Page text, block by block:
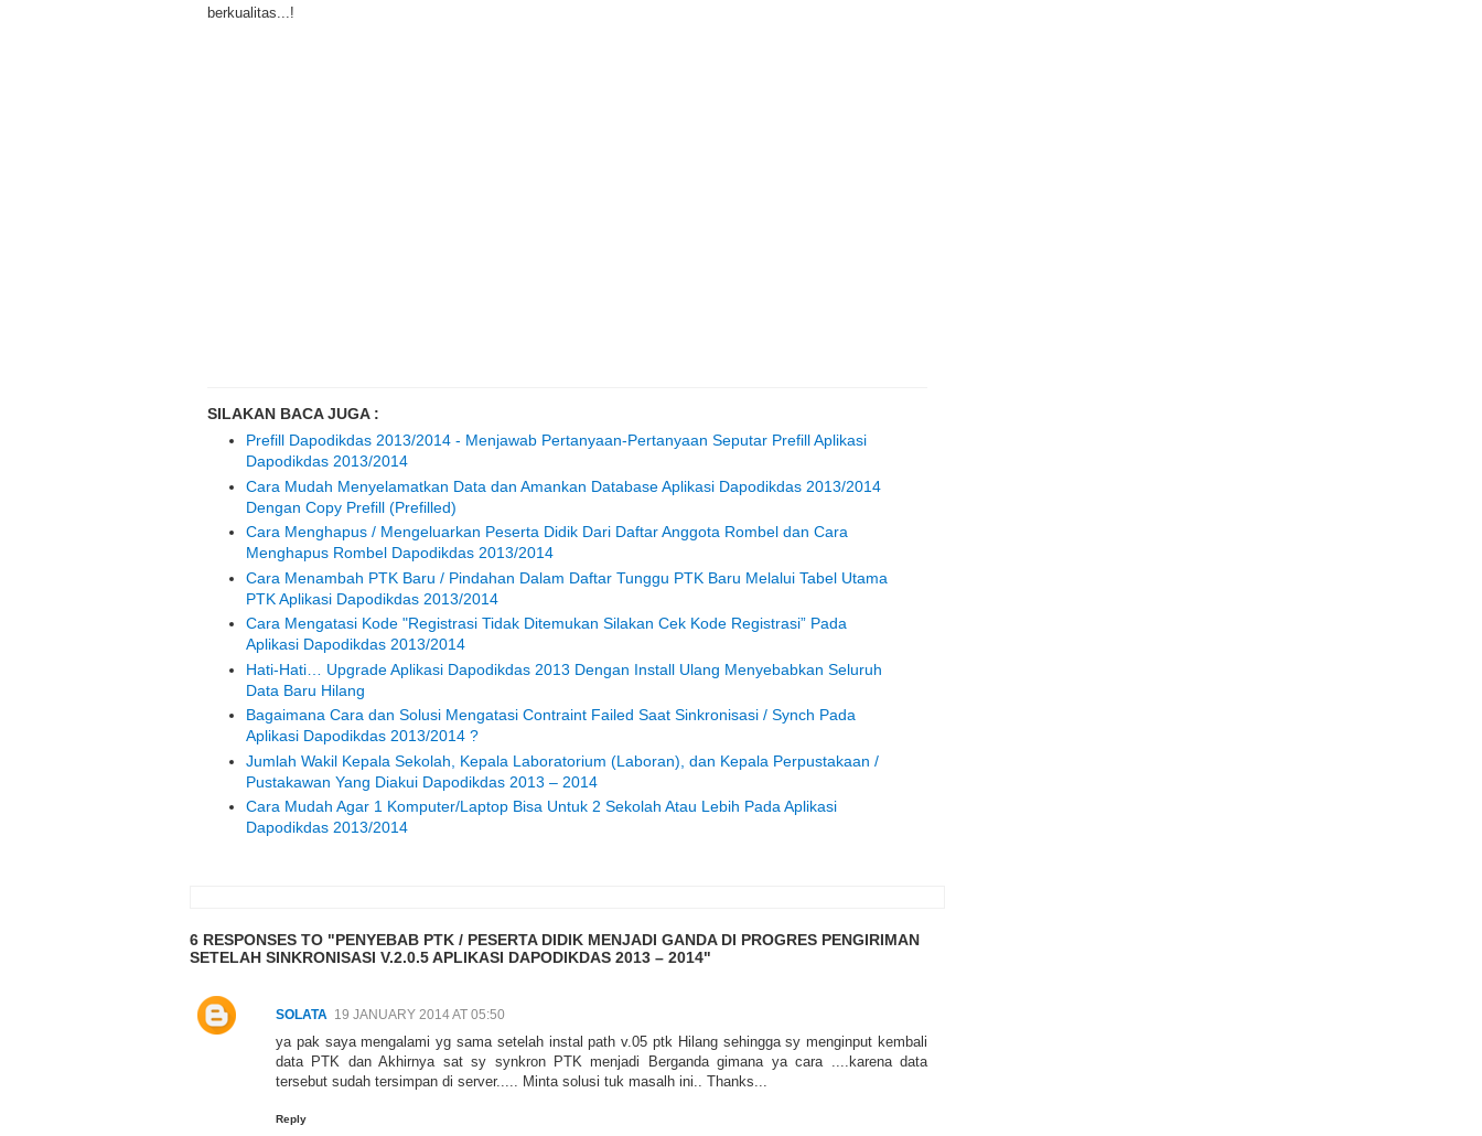
berkualitas...!
SILAKAN BACA JUGA :
Prefill Dapodikdas 2013/2014 - Menjawab Pertanyaan-Pertanyaan Seputar Prefill Aplikasi
Dapodikdas 2013/2014
Cara Mudah Menyelamatkan Data dan Amankan Database Aplikasi Dapodikdas 2013/2014
Dengan Copy Prefill (Prefilled)
Cara Menghapus / Mengeluarkan Peserta Didik Dari Daftar Anggota Rombel dan Cara
Menghapus Rombel Dapodikdas 2013/2014
Cara Menambah PTK Baru / Pindahan Dalam Daftar Tunggu PTK Baru Melalui Tabel Utama
PTK Aplikasi Dapodikdas 2013/2014
Cara Mengatasi Kode "Registrasi Tidak Ditemukan Silakan Cek Kode Registrasi” Pada
Aplikasi Dapodikdas 2013/2014
Hati-Hati… Upgrade Aplikasi Dapodikdas 2013 Dengan Install Ulang Menyebabkan Seluruh
Data Baru Hilang
Bagaimana Cara dan Solusi Mengatasi Contraint Failed Saat Sinkronisasi / Synch Pada
Aplikasi Dapodikdas 2013/2014 ?
Jumlah Wakil Kepala Sekolah, Kepala Laboratorium (Laboran), dan Kepala Perpustakaan /
Pustakawan Yang Diakui Dapodikdas 2013 – 2014
Cara Mudah Agar 1 Komputer/Laptop Bisa Untuk 2 Sekolah Atau Lebih Pada Aplikasi
Dapodikdas 2013/2014
6 RESPONSES TO "PENYEBAB PTK / PESERTA DIDIK MENJADI GANDA DI PROGRES PENGIRIMAN
SETELAH SINKRONISASI V.2.0.5 APLIKASI DAPODIKDAS 2013 – 2014"
SOLATA 19 JANUARY 2014 AT 05:50
ya pak saya mengalami yg sama setelah instal path v.05 ptk Hilang sehingga sy menginput kembali
data PTK dan Akhirnya sat sy synkron PTK menjadi Berganda gimana ya cara ....karena data
tersebut sudah tersimpan di server..... Minta solusi tuk masalh ini.. Thanks...
Reply